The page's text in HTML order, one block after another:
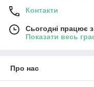
Контакти
Сьогодні працює
Показати весь
Про нас